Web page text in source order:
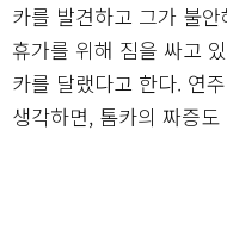
카를 발견하고 그가 불
휴가를 위해 짐을 싸고
카를 달랬다고 한다. 연
생각하면, 톰카의 짜증